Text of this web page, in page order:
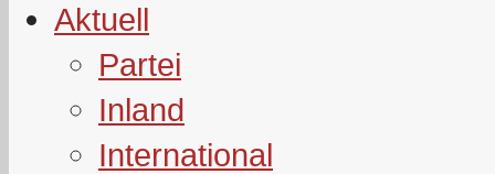
Aktuell
Partei
Inland
International